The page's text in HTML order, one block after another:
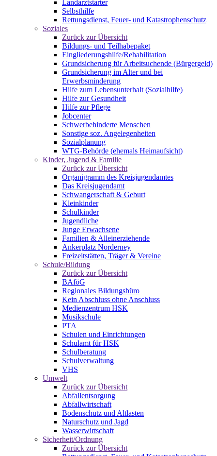
Landarztstarter
Selbsthilfe
Rettungsdienst, Feuer- und Katastrophenschutz
Soziales
Zurück zur Übersicht
Bildungs- und Teilhabepaket
Eingliederungshilfe/Rehabilitation
Grundsicherung für Arbeitsuchende (Bürgergeld)
Grundsicherung im Alter und bei
Erwerbsminderung
Hilfe zum Lebensunterhalt (Sozialhilfe)
Hilfe zur Gesundheit
Hilfe zur Pflege
Jobcenter
Schwerbehinderte Menschen
Sonstige soz. Angelegenheiten
Sozialplanung
WTG-Behörde (ehemals Heimaufsicht)
Kinder, Jugend & Familie
Zurück zur Übersicht
Organigramm des Kreisjugendamtes
Das Kreisjugendamt
Schwangerschaft & Geburt
Kleinkinder
Schulkinder
Jugendliche
Junge Erwachsene
Familien & Alleinerziehende
Ankerplatz Norderney
Freizeitstätten, Träger & Vereine
Schule/Bildung
Zurück zur Übersicht
BAföG
Regionales Bildungsbüro
Kein Abschluss ohne Anschluss
Medienzentrum HSK
Musikschule
PTA
Schulen und Einrichtungen
Schulamt für HSK
Schulberatung
Schulverwaltung
VHS
Umwelt
Zurück zur Übersicht
Abfallentsorgung
Abfallwirtschaft
Bodenschutz und Altlasten
Naturschutz und Jagd
Wasserwirtschaft
Sicherheit/Ordnung
Zurück zur Übersicht